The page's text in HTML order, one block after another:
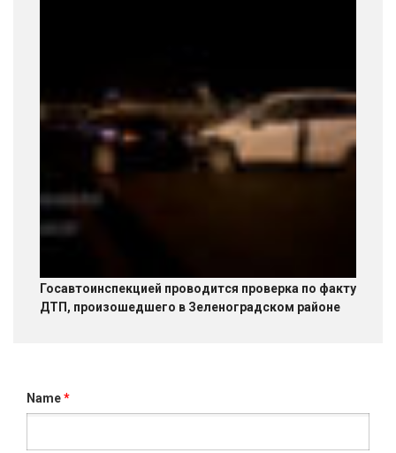
Госавтоинспекцией проводится проверка по факту
ДТП, произошедшего в Зеленоградском районе
Name*